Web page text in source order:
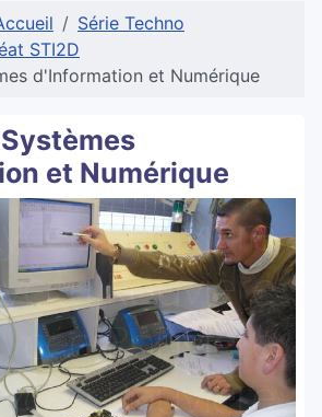
Série Techno
STI2D
d'Information et Numérique
et Numérique